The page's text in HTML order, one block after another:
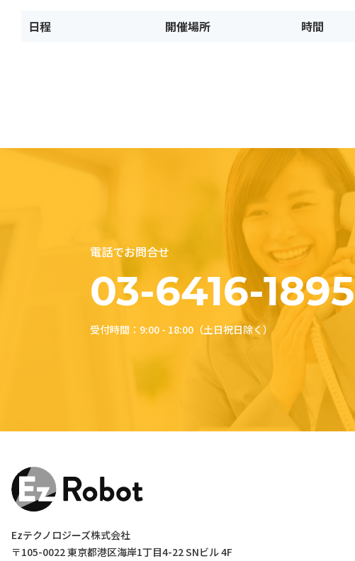
日程 開催場所 時間
電話でお問合せ
03-6416-1895
受付時間：9:00 - 18:00（土日祝日除く）
Ezテクノロジーズ株式会社
〒105-0022 東京都港区海岸1丁目4-22 SNビル 4F